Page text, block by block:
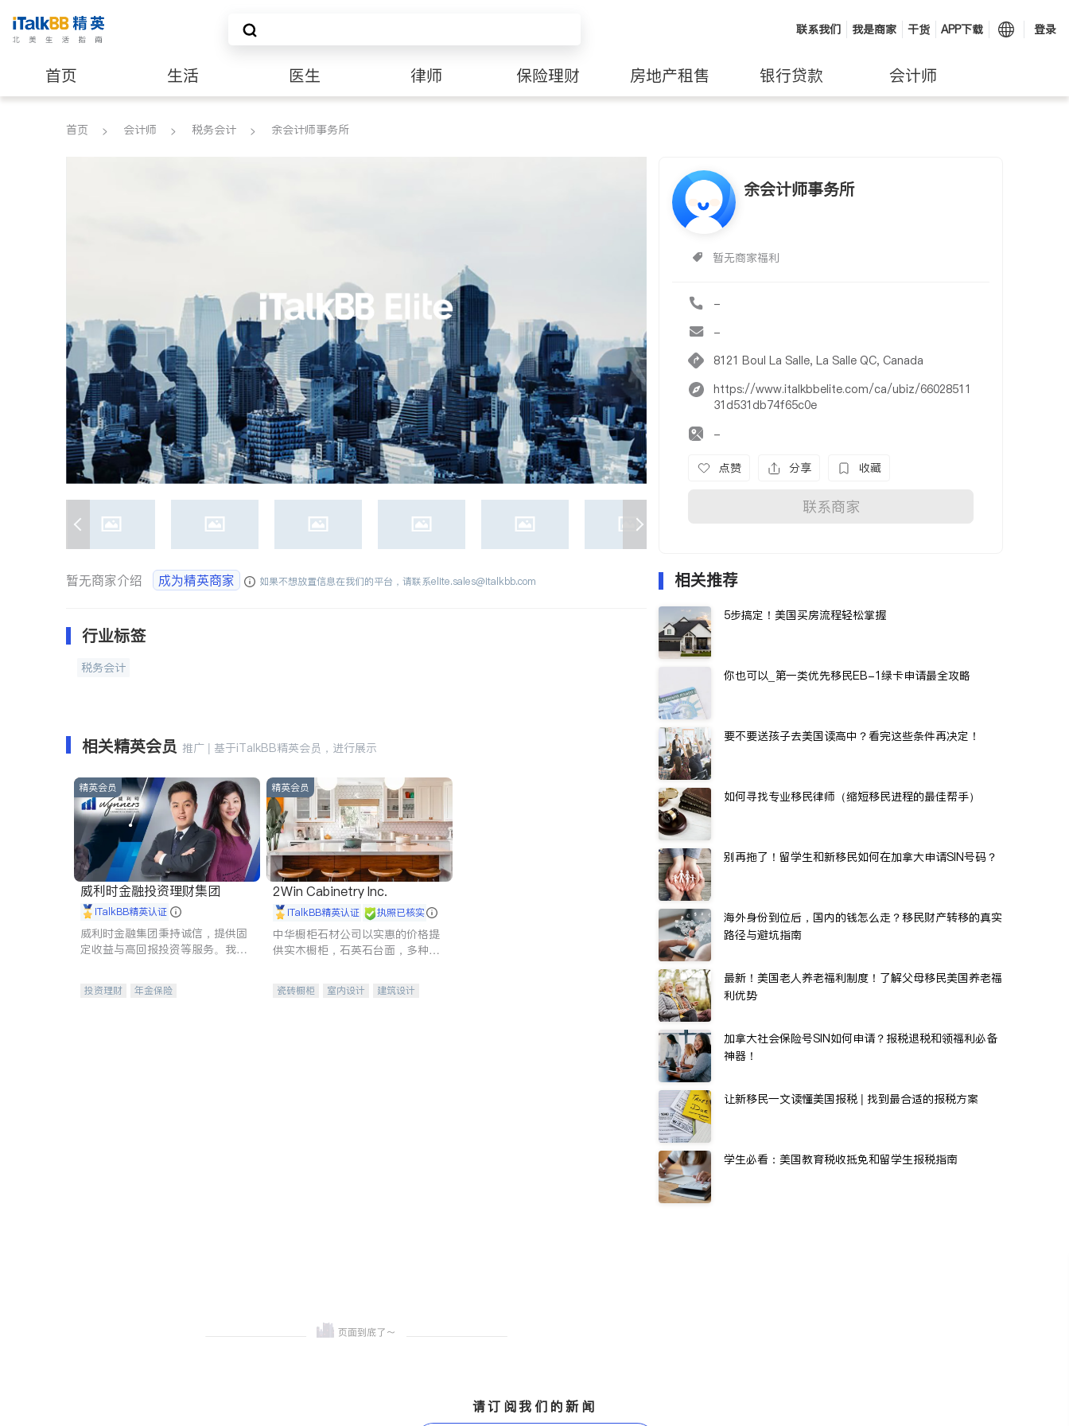
联系我们 我是商家 干货 APP下载 登录
首页 生活 医生 律师 保险理财 房地产租售 银行贷款 会计师
建筑装修
首页 会计师 税务会计 余会计师事务所
余会计师事务所
暂无商家福利
-
-
8121 Boul La Salle, La Salle QC, Canada
https://www.italkbbelite.com/ca/ubiz/66028511
31d531db74f65c0e
-
点赞 分享 收藏
联系商家
暂无商家介绍 成为精英商家 如果不想放置信息在我们的平台，请联系elite.sales@italkbb.com
行业标签
税务会计
相关精英会员 推广 | 基于iTalkBB精英会员，进行展示
精英会员
威利时金融投资理财集团
iTalkBB精英认证
威利时金融集团秉持诚信，提供固
定收益与高回报投资等服务。我们
元化组合，助力客户实现目标
投资理财
年金保险
精英会员
2Win Cabinetry Inc.
iTalkBB精英认证 执照已核实
中华橱柜石材公司以实惠的价格提
供实木橱柜，石英石台面，多种优
机。品质厨房，家的选择。
瓷砖橱柜 室内设计
建筑设计
相关推荐
5步搞定！美国买房流程轻松掌握
你也可以_第一类优先移民EB-1绿卡申请最全攻略
要不要送孩子去美国读高中？看完这些条件再决定！
如何寻找专业移民律师（缩短移民进程的最佳帮手）
别再拖了！留学生和新移民如何在加拿大申请SIN号码？
海外身份到位后，国内的钱怎么走？移民财产转移的真实
路径与避坑指南
最新！美国老人养老福利制度！了解父母移民美国养老福
利优势
加拿大社会保险号SIN如何申请？报税退税和领福利必备
神器！
让新移民一文读懂美国报税 | 找到最合适的报税方案
学生必看：美国教育税收抵免和留学生报税指南
请订阅我们的新闻